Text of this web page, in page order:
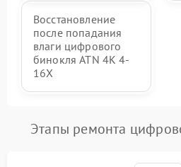
Восстановление
после попадания
влаги цифрового
бинокля ATN 4K 4-
16X
Этапы ремонта